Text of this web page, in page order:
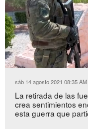
Unmute Loaded
18.01%
sáb 14 agosto 2021 08:35 AM
La retirada de las
crea sentimientos
esta guerra que